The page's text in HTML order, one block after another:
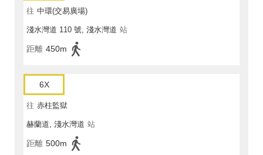
往 中環(交易廣場)
淺水灣道 110 號, 淺水灣道 站
距離 450m
6X
往 赤柱監獄
赫蘭道, 淺水灣道 站
距離 500m